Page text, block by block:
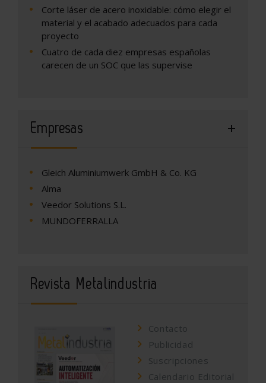
Corte láser de acero inoxidable: cómo elegir el
material y el acabado adecuados para cada
proyecto
Cuatro de cada diez empresas españolas
carecen de un SOC que las supervise
Empresas
Gleich Aluminiumwerk GmbH & Co. KG
Alma
Veedor Solutions S.L.
MUNDOFERRALLA
Revista Metalindustria
Contacto
Publicidad
Suscripciones
Calendario Editorial